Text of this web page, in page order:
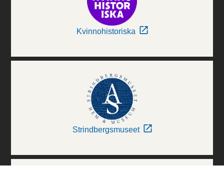
Kvinnohistoriska
Strindbergsmuseet